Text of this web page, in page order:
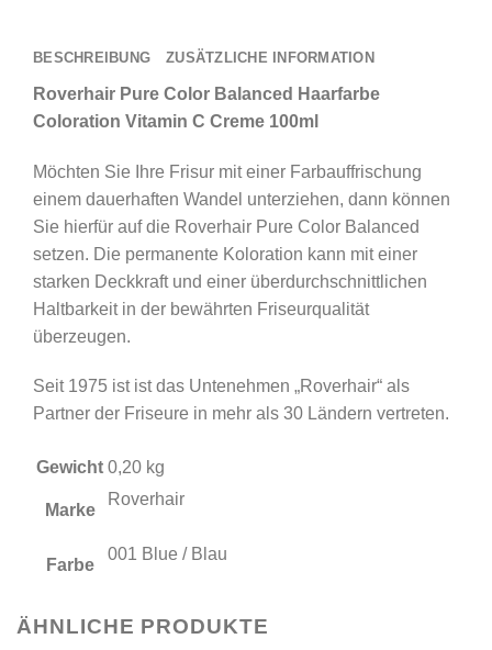
Creme
100ml
-
Blue
/
Blau
Menge
BESCHREIBUNG ZUSÄTZLICHE INFORMATION
Roverhair Pure Color Balanced Haarfarbe
Coloration Vitamin C Creme 100ml
Möchten Sie Ihre Frisur mit einer Farbauffrischung
einem dauerhaften Wandel unterziehen, dann können
Sie hierfür auf die Roverhair Pure Color Balanced
setzen. Die permanente Koloration kann mit einer
starken Deckkraft und einer überdurchschnittlichen
Haltbarkeit in der bewährten Friseurqualität
überzeugen.
Seit 1975 ist ist das Untenehmen „Roverhair“ als
Partner der Friseure in mehr als 30 Ländern vertreten.
Gewicht 0,20 kg
Marke
Roverhair
Farbe
001 Blue / Blau
ÄHNLICHE PRODUKTE